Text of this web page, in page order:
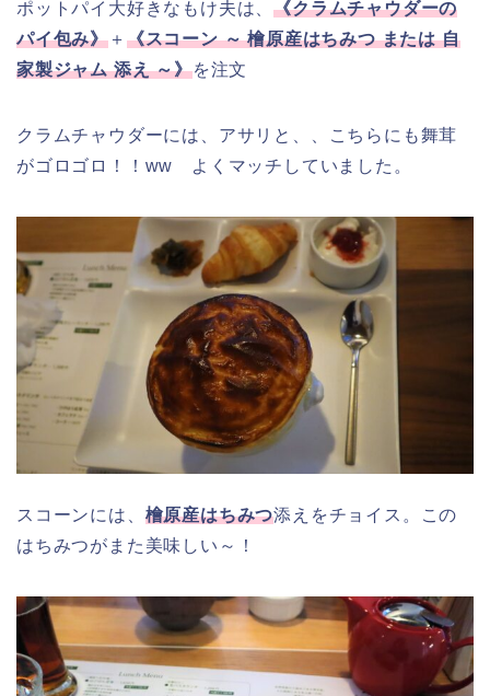
ポットパイ大好きなもけ夫は、《クラムチャウダーの
パイ包み》 ＋ 《スコーン ～ 檜原産はちみつ または 自
家製ジャム 添え ～》を注文
クラムチャウダーには、アサリと、、こちらにも舞茸
がゴロゴロ！！ww よくマッチしていました。
スコーンには、 檜原産はちみつ添えをチョイス。この
はちみつがまた美味しい～！